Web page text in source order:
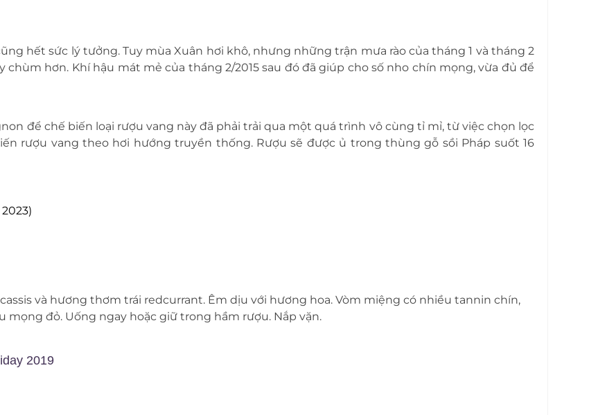
hết sức lý tưởng. Tuy mùa Xuân hơi khô, nhưng những trận mưa rào của tháng 1 và tháng 2
chùm hơn. Khí hậu mát mẻ của tháng 2/2015 sau đó đã giúp cho số nho chín mọng, vừa đủ để
để chế biến loại rượu vang này đã phải trải qua một quá trình vô cùng tỉ mỉ, từ việc chọn lọc
rượu vang theo hơi hướng truyền thống. Rượu sẽ được ủ trong thùng gỗ sồi Pháp suốt 16
và hương thơm trái redcurrant. Êm dịu với hương hoa. Vòm miệng có nhiều tannin chín,
mọng đỏ. Uống ngay hoặc giữ trong hầm rượu. Nắp vặn.
2019